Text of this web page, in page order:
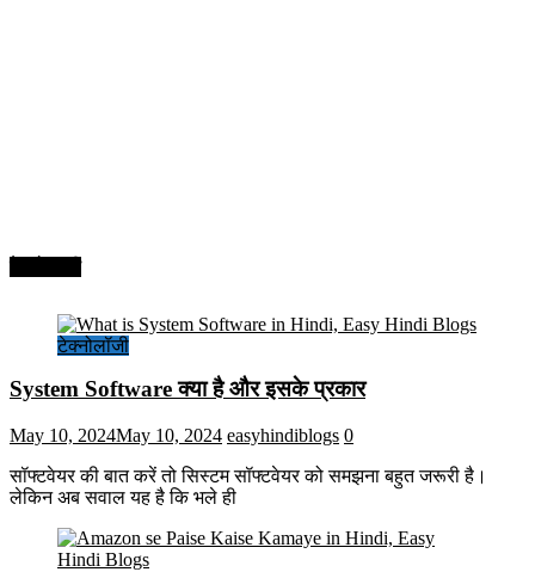
टेक्नोलॉजी
System Software क्या है और इसके प्रकार
May 10, 2024May 10, 2024 easyhindiblogs 0
सॉफ्टवेयर की बात करें तो सिस्टम सॉफ्टवेयर को समझना बहुत जरूरी है।
लेकिन अब सवाल यह है कि भले ही